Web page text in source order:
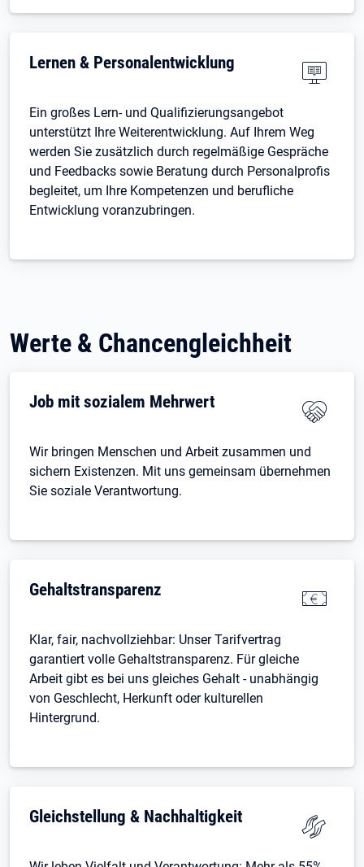
Lernen & Personalentwicklung
Ein großes Lern- und Qualifizierungsangebot
unterstützt Ihre Weiterentwicklung. Auf Ihrem Weg
werden Sie zusätzlich durch regelmäßige Gespräche
und Feedbacks sowie Beratung durch Personalprofis
begleitet, um Ihre Kompetenzen und berufliche
Entwicklung voranzubringen.
Werte & Chancengleichheit
Job mit sozialem Mehrwert
Wir bringen Menschen und Arbeit zusammen und
sichern Existenzen. Mit uns gemeinsam übernehmen
Sie soziale Verantwortung.
Gehaltstransparenz
Klar, fair, nachvollziehbar: Unser Tarifvertrag
garantiert volle Gehaltstransparenz. Für gleiche
Arbeit gibt es bei uns gleiches Gehalt - unabhängig
von Geschlecht, Herkunft oder kulturellen
Hintergrund.
Gleichstellung & Nachhaltigkeit